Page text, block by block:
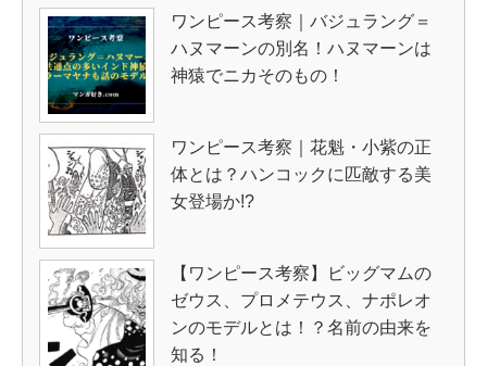
ワンピース考察｜バジュラング＝
ハヌマーンの別名！ハヌマーンは
神猿でニカそのもの！
ワンピース考察｜花魁・小紫の正
体とは？ハンコックに匹敵する美
女登場か!?
【ワンピース考察】ビッグマムの
ゼウス、プロメテウス、ナポレオ
ンのモデルとは！？名前の由来を
知る！